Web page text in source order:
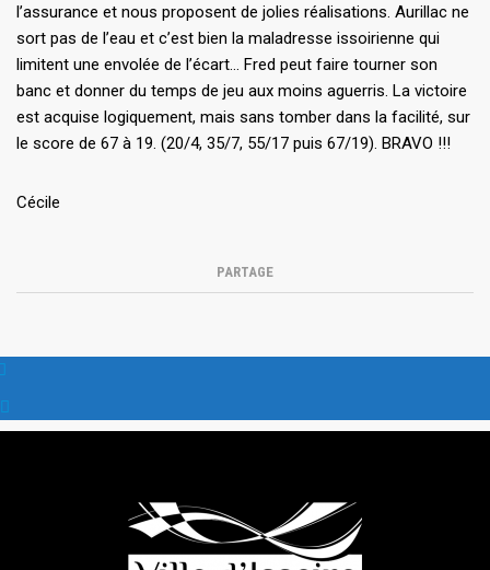
l’assurance et nous proposent de jolies réalisations. Aurillac ne
sort pas de l’eau et c’est bien la maladresse issoirienne qui
limitent une envolée de l’écart… Fred peut faire tourner son
banc et donner du temps de jeu aux moins aguerris. La victoire
est acquise logiquement, mais sans tomber dans la facilité, sur
le score de 67 à 19. (20/4, 35/7, 55/17 puis 67/19). BRAVO !!!
Cécile
PARTAGE